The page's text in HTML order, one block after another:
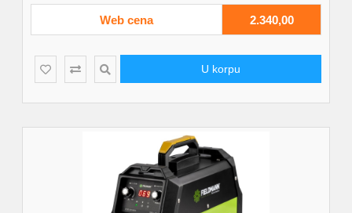
Web cena 2.340,00
U korpu